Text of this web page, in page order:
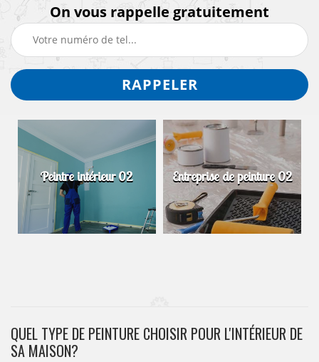
On vous rappelle gratuitement
Peintre intérieur 02 Entreprise de peinture 02
QUEL TYPE DE PEINTURE CHOISIR POUR L'INTÉRIEUR DE
SA MAISON?